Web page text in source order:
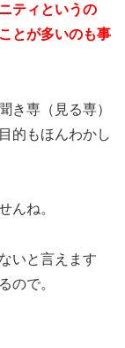
ティというの
とが多いのも事
き専（見る専）
的もほんわかし
んね。
いと言えます
ので。